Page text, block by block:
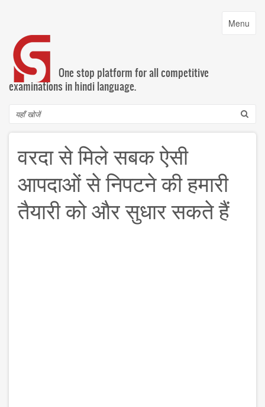
content
Toggle
Menu
One stop platform for all competitive
examinations in hindi language.
Search
वरदा से मिले सबक ऐसी
आपदाओं से निपटने की हमारी
तैयारी को और सुधार सकते हैं